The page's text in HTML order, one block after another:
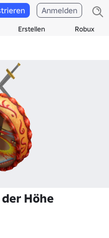
Erstellen Robux
Anmelden
Höhe